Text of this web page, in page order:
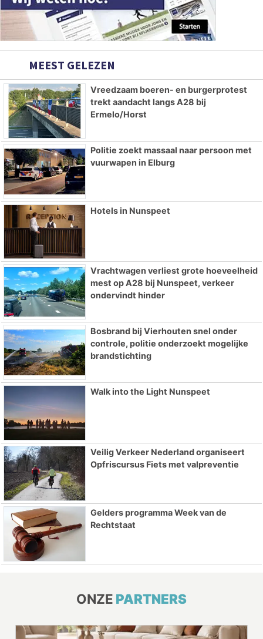
MEEST GELEZEN
Vreedzaam boeren- en burgerprotest
trekt aandacht langs A28 bij
Ermelo/Horst
Politie zoekt massaal naar persoon met
vuurwapen in Elburg
Hotels in Nunspeet
Vrachtwagen verliest grote hoeveelheid
mest op A28 bij Nunspeet, verkeer
ondervindt hinder
Bosbrand bij Vierhouten snel onder
controle, politie onderzoekt mogelijke
brandstichting
Walk into the Light Nunspeet
Veilig Verkeer Nederland organiseert
Opfriscursus Fiets met valpreventie
Gelders programma Week van de
Rechtstaat
ONZE PARTNERS